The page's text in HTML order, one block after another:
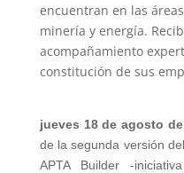
encuentran en las
minería y energía.
acompañamiento
constitución de sus
jueves 18 de agosto
de la segunda versión
APTA Builder -